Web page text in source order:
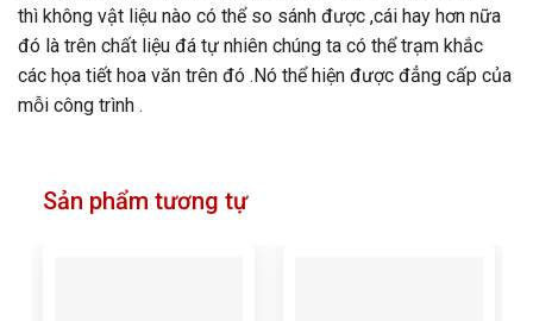
thì không vật liệu nào có thể so sánh được ,cái hay hơn nữa
đó là trên chất liệu đá tự nhiên chúng ta có thể trạm khắc
các họa tiết hoa văn trên đó .Nó thể hiện được đẳng cấp của
mỗi công trình .
Sản phẩm tương tự